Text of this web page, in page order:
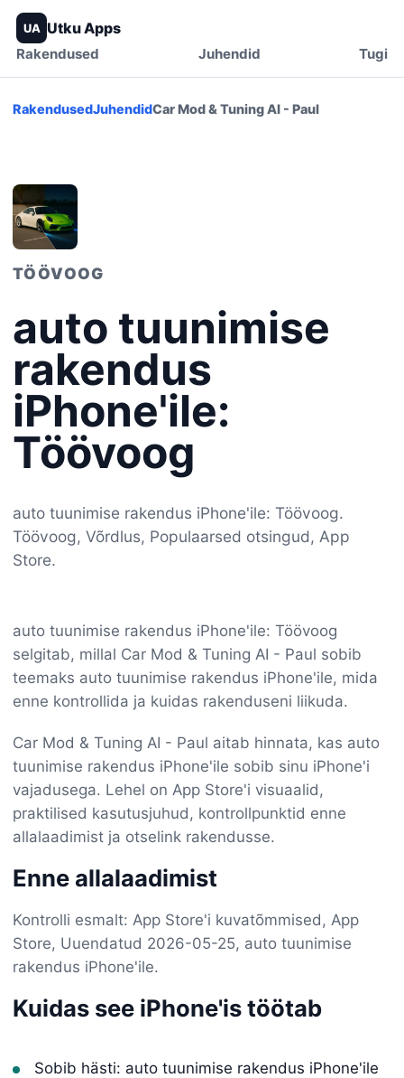
UA Utku Apps
Rakendused Juhendid Tugi
RakendusedJuhendidCar Mod & Tuning AI - Paul
TÖÖVOOG
auto tuunimise
rakendus
iPhone'ile:
Töövoog
auto tuunimise rakendus iPhone'ile: Töövoog.
Töövoog, Võrdlus, Populaarsed otsingud, App
Store.
auto tuunimise rakendus iPhone'ile: Töövoog
selgitab, millal Car Mod & Tuning AI - Paul sobib
teemaks auto tuunimise rakendus iPhone'ile, mida
enne kontrollida ja kuidas rakenduseni liikuda.
Car Mod & Tuning AI - Paul aitab hinnata, kas auto
tuunimise rakendus iPhone'ile sobib sinu iPhone'i
vajadusega. Lehel on App Store'i visuaalid,
praktilised kasutusjuhud, kontrollpunktid enne
allalaadimist ja otselink rakendusse.
Enne allalaadimist
Kontrolli esmalt: App Store'i kuvatõmmised, App
Store, Uuendatud 2026-05-25, auto tuunimise
rakendus iPhone'ile.
Kuidas see iPhone'is töötab
Sobib hästi: auto tuunimise rakendus iPhone'ile